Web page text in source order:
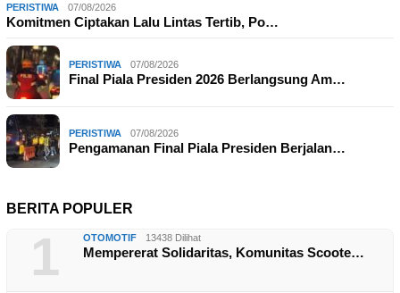
PERISTIWA 07/08/2026
Komitmen Ciptakan Lalu Lintas Tertib, Po…
PERISTIWA 07/08/2026
Final Piala Presiden 2026 Berlangsung Am…
PERISTIWA 07/08/2026
Pengamanan Final Piala Presiden Berjalan…
BERITA POPULER
1 OTOMOTIF 13438 Dilihat
Mempererat Solidaritas, Komunitas Scoote…